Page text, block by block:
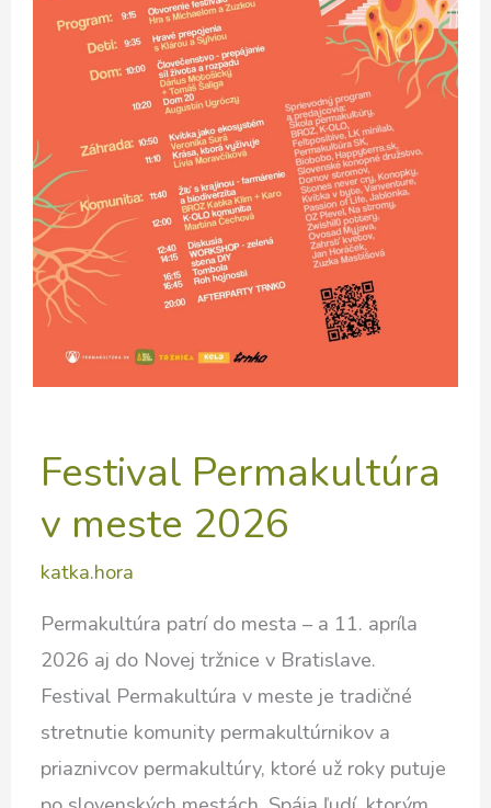
Festival Permakultúra
v meste 2026
katka.hora
Permakultúra patrí do mesta – a 11. apríla
2026 aj do Novej tržnice v Bratislave.
Festival Permakultúra v meste je tradičné
stretnutie komunity permakultúrnikov a
priaznivcov permakultúry, ktoré už roky putuje